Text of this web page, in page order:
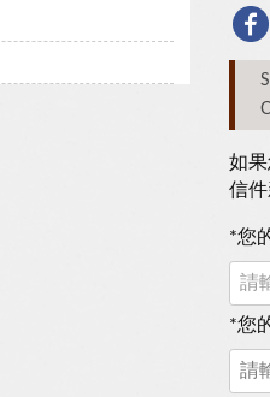
如
信
*您
*您